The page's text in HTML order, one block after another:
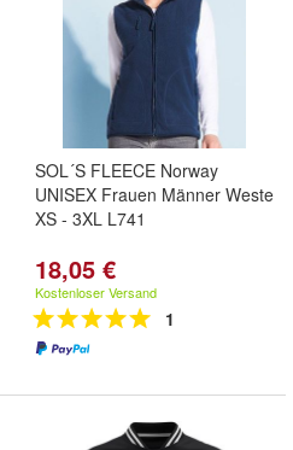
SOL´S FLEECE Norway
UNISEX Frauen Männer Weste
XS - 3XL L741
18,05 €
Kostenloser Versand
1